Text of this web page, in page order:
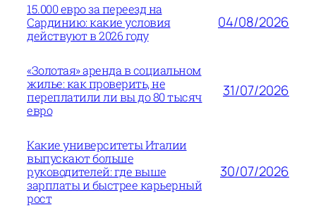
15.000 евро за переезд на
Сардинию: какие условия
действуют в 2026 году
04/08/2026
«Золотая» аренда в социальном
жилье: как проверить, не
переплатили ли вы до 80 тысяч
евро
31/07/2026
Какие университеты Италии
выпускают больше
руководителей: где выше
зарплаты и быстрее карьерный
рост
30/07/2026